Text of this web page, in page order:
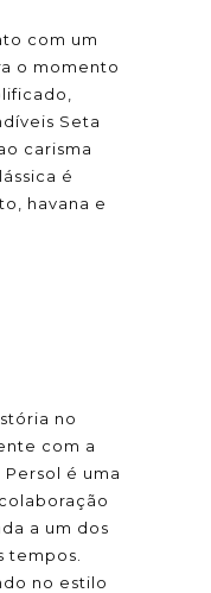
com um
o momento
Seta
carisma
é
havana e
no
com a
Persol é uma
a um dos
tempos.
no estilo